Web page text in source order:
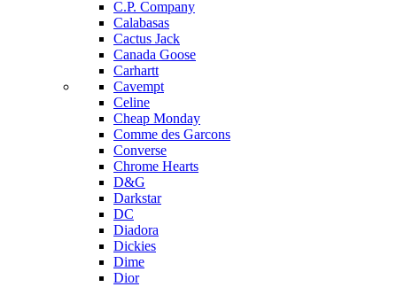
C.P. Company
Calabasas
Cactus Jack
Canada Goose
Carhartt
Cavempt
Celine
Cheap Monday
Comme des Garcons
Converse
Chrome Hearts
D&G
Darkstar
DC
Diadora
Dickies
Dime
Dior